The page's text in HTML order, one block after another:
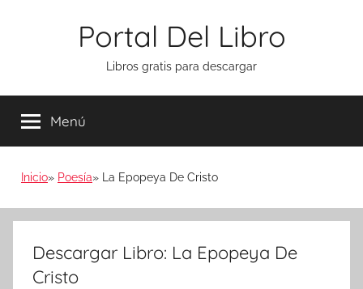
Portal Del Libro
Libros gratis para descargar
Menú
Inicio Poesía La Epopeya De Cristo
Descargar Libro: La Epopeya De
Cristo